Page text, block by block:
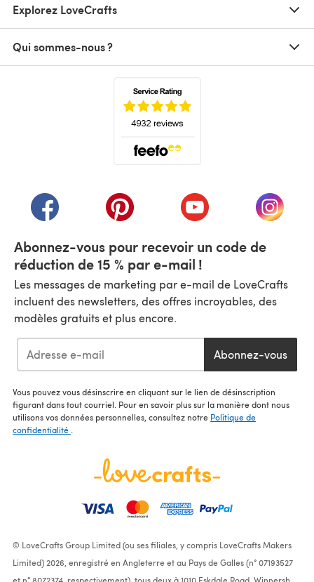
Explorez LoveCrafts
Qui sommes-nous ?
(s'ouvre dans un nouvel onglet)
(s'ouvre dans un nouvel onglet)
(s'ouvre dans un(s'ouvre
Abonnez-vous pour recevoir un code de
réduction de 15 % par e-mail !
Les messages de marketing par e-mail de LoveCrafts
incluent des newsletters, des offres incroyables, des
modèles gratuits et plus encore.
Abonnez-vous
Vous pouvez vous désinscrire en cliquant sur le lien de désinscription
figurant dans tout courriel. Pour en savoir plus sur la manière dont nous
utilisons vos données personnelles, consultez notre Politique de
confidentialité
© LoveCrafts Group Limited (ou ses filiales, y compris LoveCrafts Makers
Limited) 2026, enregistré en Angleterre et au Pays de Galles (n° 07193527